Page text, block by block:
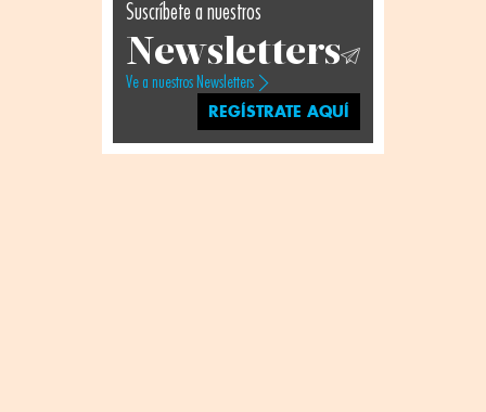
Suscríbete a nuestros
Newsletters
Ve a nuestros Newsletters
REGÍSTRATE AQUÍ